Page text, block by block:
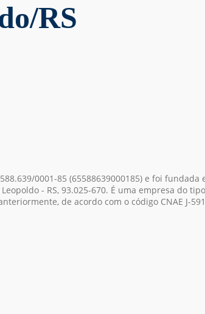
RS
0001-85 (65588639000185) e foi fundada
- RS, 93.025-670. É uma empresa do
de acordo com o código CNAE J-